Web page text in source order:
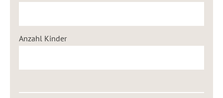
Anzahl Kinder